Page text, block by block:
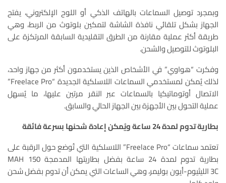
وبمجرد توصيل السماعات بالهاتف الذكي أو اللوح الإلكتروني، يفتح
الجهاز بشكل تلقائي نافذة الشاشة لتمكين بلوتوث من الربط، وهي
طريقة أكثر عملية مقارنة من الطرق التقليدية السابقة المرتكزة على
البلوتوث للتوصيل والشحن.
وفكرت “هواوي” في الأشخاص الذين يستخدمون أكثر من جهاز واحد،
لذلك يُمكن لمستخدمي السماعات اللاسلكية الجديدة “Freelace Pro”
الاتصال أوتوماتيكيا بالسماعات عبر النقر مرتين عليها، ما يُسهل
عملية التحول بين الأجهزة بين الجهاز الحالي والسابق.
بطارية تدوم لمدة 24 ساعة ويُمكن إعادة شحنها بسرعة فائقة
تعتمد سماعات “Freelace Pro” اللاسلكية التي تُوضع حول الرقبة على
بطارية تدوم لمدة 24 ساعة بفضل بطاريتها المدمجة 150 MAH
3C الليثيوم-أيون بوليمر، وهي الساعات التي يمكن أن تدوم بفضل شحن